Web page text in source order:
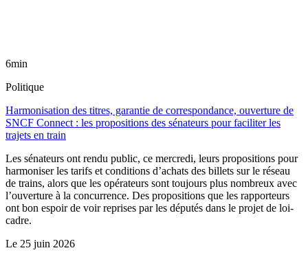
6min
Politique
Harmonisation des titres, garantie de correspondance, ouverture de
SNCF Connect : les propositions des sénateurs pour faciliter les
trajets en train
Les sénateurs ont rendu public, ce mercredi, leurs propositions pour
harmoniser les tarifs et conditions d’achats des billets sur le réseau
de trains, alors que les opérateurs sont toujours plus nombreux avec
l’ouverture à la concurrence. Des propositions que les rapporteurs
ont bon espoir de voir reprises par les députés dans le projet de loi-
cadre.
Le 25 juin 2026